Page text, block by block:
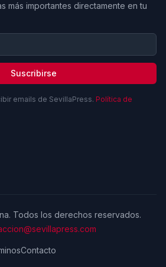
más importantes directamente en tu
Suscribirse
emails de SevillaPress. Política de
Todos los derechos reservados.
Contacto